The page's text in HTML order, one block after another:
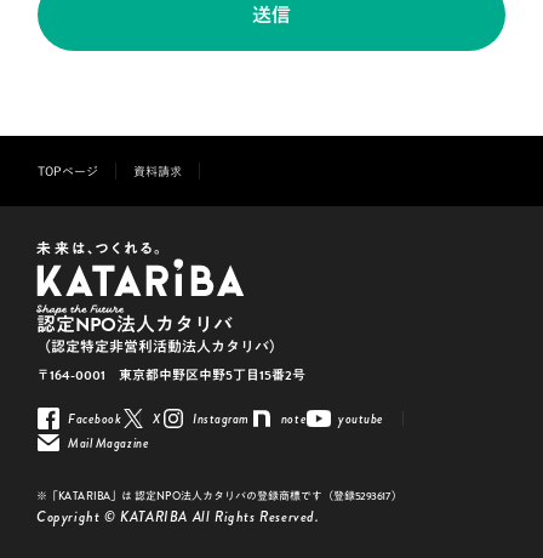
送信
TOPページ 資料請求
Facebook X Instagram note
youtube
Mail Magazine
認定NPO法人カタリバ
（認定特定非営利活動法人カタリバ）
〒164-0001 東京都中野区中野5丁目15番2号
※「KATARIBA」は 認定NPO法人カタリバの登録商標です（登録5293617）
Copyright © KATARIBA All Rights Reserved.